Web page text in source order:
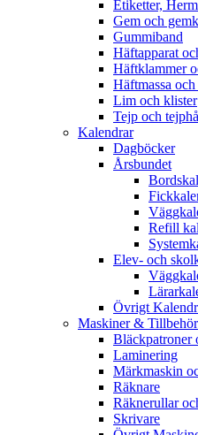
Etiketter,
Gem och
Gummiband
Häftapparat
Häftklammer
Häftmassa
Lim och klister
Tejp och
Kalendrar
Dagböcker
Årsbundet
Refill
Elev- och
Övrigt
Maskiner & Tillbehör
Bläckpatroner
Laminering
Märkmaskin
Räknare
Räknerullar
Skrivare